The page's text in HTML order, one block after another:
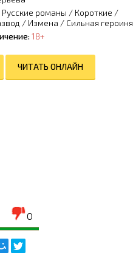
Русские романы / Короткие /
/ Измена / Сильная героиня
18+
ЧИТАТЬ ОНЛАЙН
0